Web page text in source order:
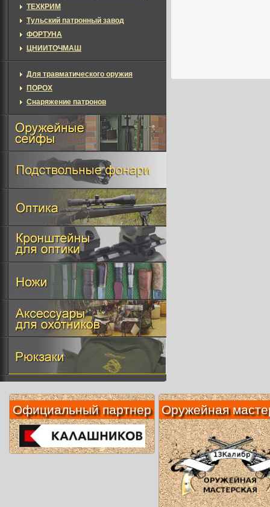
ТЕХКРИМ
Тульский патронный завод
ФОРТУНА
ЦНИИТОЧМАШ
Для травматического оружия
ПОРОХ
Снаряжение патронов
Официальный партнер Оружейная